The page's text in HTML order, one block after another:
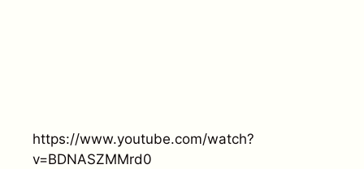
https://www.youtube.com/watch?
v=BDNASZMMrd0